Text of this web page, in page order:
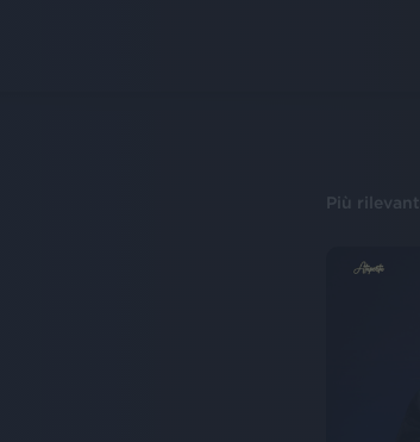
Più rilevanti